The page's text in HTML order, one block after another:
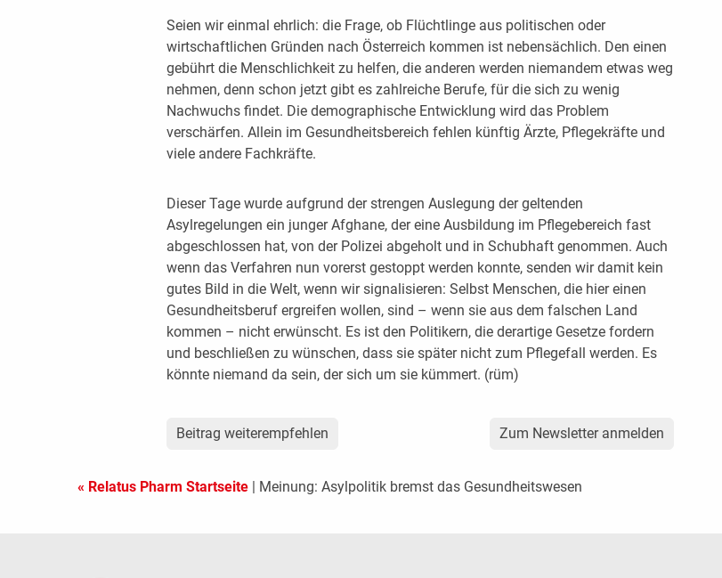
Seien wir einmal ehrlich: die Frage, ob Flüchtlinge aus politischen oder
wirtschaftlichen Gründen nach Österreich kommen ist nebensächlich. Den einen
gebührt die Menschlichkeit zu helfen, die anderen werden niemandem etwas weg
nehmen, denn schon jetzt gibt es zahlreiche Berufe, für die sich zu wenig
Nachwuchs findet. Die demographische Entwicklung wird das Problem
verschärfen. Allein im Gesundheitsbereich fehlen künftig Ärzte, Pflegekräfte und
viele andere Fachkräfte.
Dieser Tage wurde aufgrund der strengen Auslegung der geltenden
Asylregelungen ein junger Afghane, der eine Ausbildung im Pflegebereich fast
abgeschlossen hat, von der Polizei abgeholt und in Schubhaft genommen. Auch
wenn das Verfahren nun vorerst gestoppt werden konnte, senden wir damit kein
gutes Bild in die Welt, wenn wir signalisieren: Selbst Menschen, die hier einen
Gesundheitsberuf ergreifen wollen, sind – wenn sie aus dem falschen Land
kommen – nicht erwünscht. Es ist den Politikern, die derartige Gesetze fordern
und beschließen zu wünschen, dass sie später nicht zum Pflegefall werden. Es
könnte niemand da sein, der sich um sie kümmert. (rüm)
Beitrag weiterempfehlen Zum Newsletter anmelden
« Relatus Pharm Startseite | Meinung: Asylpolitik bremst das Gesundheitswesen